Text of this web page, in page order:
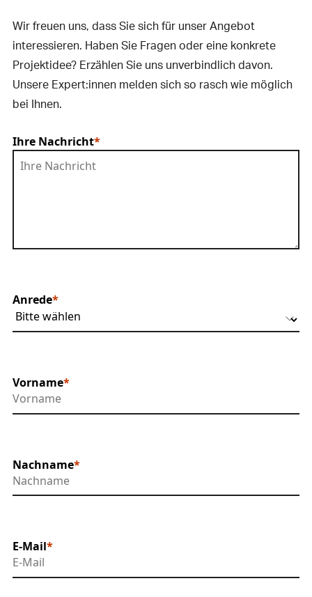
Wir freuen uns, dass Sie sich für unser Angebot
interessieren. Haben Sie Fragen oder eine konkrete
Projektidee? Erzählen Sie uns unverbindlich davon.
Unsere Expert:innen melden sich so rasch wie möglich
bei Ihnen.
Ihre Nachricht
Anrede
Vorname
Nachname
E-Mail